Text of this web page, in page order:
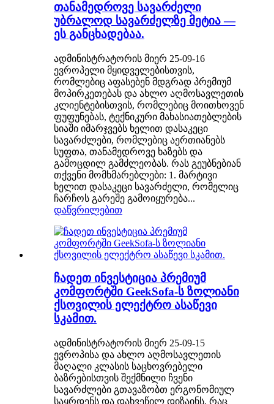
თანამედროვე სავარძელი
უბრალოდ სავარძელზე მეტია —
ეს განცხადებაა.
ადმინისტრატორის მიერ 25-09-16
ევროპელი მყიდველებისთვის,
რომლებიც აფასებენ მდგრად პრემიუმ
მოპირკეთებას და ახლო აღმოსავლეთის
კლიენტებისთვის, რომლებიც მოითხოვენ
ფუფუნებას, ტექნიკური მახასიათებლების
სიაში იმარჯვებს ხელით დასაკეცი
სავარძლები, რომლებიც აერთიანებს
სუფთა, თანამედროვე ხაზებს და
გამოცდილ გამძლეობას. რას გეუბნებიან
თქვენი მომხმარებლები: 1. მარტივი
ხელით დასაკეცი სავარძელი, რომელიც
ჩარჩოს გარეშე გამოიყურება...
დაწვრილებით
ჩადეთ ინვესტიცია პრემიუმ
კომფორტში GeekSofa-ს ზოლიანი
ქსოვილის ელექტრო ასაწევი
სკამით.
ადმინისტრატორის მიერ 25-09-15
ევროპისა და ახლო აღმოსავლეთის
მაღალი კლასის საცხოვრებელი
ბაზრებისთვის შექმნილი ჩვენი
სავარძლები გთავაზობთ ერგონომიულ
საყრდენს და დახვეწილ დიზაინს, რაც